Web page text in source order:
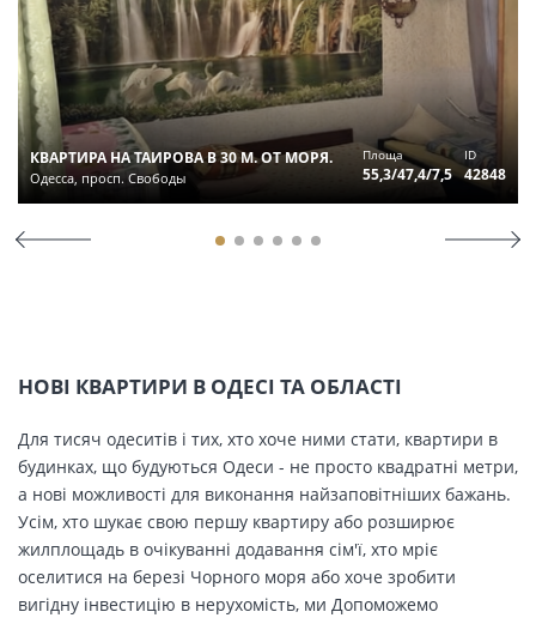
КВАРТИРА НА ТАИРОВА В 30 М. ОТ МОРЯ.
Одесса, просп. Свободы
Площа
55,3/47,4/7,5
ID
42848
НОВІ КВАРТИРИ В ОДЕСІ ТА ОБЛАСТІ
Для тисяч одеситів і тих, хто хоче ними стати, квартири в
будинках, що будуються Одеси - не просто квадратні метри,
а нові можливості для виконання найзаповітніших бажань.
Усім, хто шукає свою першу квартиру або розширює
жилплощадь в очікуванні додавання сім'ї, хто мріє
оселитися на березі Чорного моря або хоче зробити
вигідну інвестицію в нерухомість, ми Допоможемо